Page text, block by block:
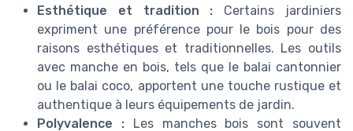
Esthétique et tradition : Certains jardiniers
expriment une préférence pour le bois pour des
raisons esthétiques et traditionnelles. Les outils
avec manche en bois, tels que le balai cantonnier
ou le balai coco, apportent une touche rustique et
authentique à leurs équipements de jardin.
Polyvalence :Les manches bois sont souvent